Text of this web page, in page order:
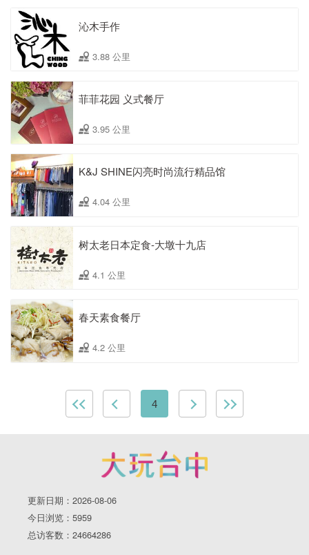
沁木手作
3.88 公里
菲菲花园 义式餐厅
3.95 公里
K&J SHINE闪亮时尚流行精品馆
4.04 公里
树太老日本定食-大墩十九店
4.1 公里
春天素食餐厅
4.2 公里
4
更新日期：2026-08-06
今日浏览：5959
总访客数：24664286